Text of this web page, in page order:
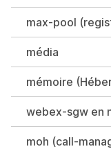
max-pool
média
mémoire
webex-sgw en
moh (call-